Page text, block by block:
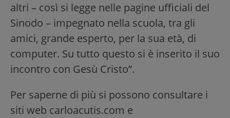
altri – così si legge nelle pagine ufficiali del
Sinodo – impegnato nella scuola, tra gli
amici, grande esperto, per la sua età, di
computer. Su tutto questo si è inserito il suo
incontro con Gesù Cristo”.
Per saperne di più si possono consultare i
siti web carloacutis.com e